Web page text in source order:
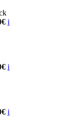
i
i
i